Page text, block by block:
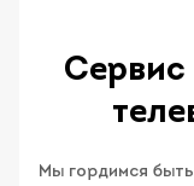
Сервис
Мы гордимся